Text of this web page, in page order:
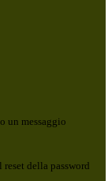
un messaggio
della password